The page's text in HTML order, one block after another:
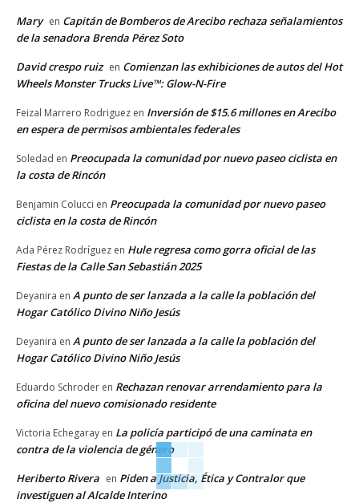
Mary en Capitán de Bomberos de Arecibo rechaza señalamientos
de la senadora Brenda Pérez Soto
David crespo ruiz en Comienzan las exhibiciones de autos del Hot
Wheels Monster Trucks Live™: Glow-N-Fire
Feizal Marrero Rodriguez en Inversión de $15.6 millones en Arecibo
en espera de permisos ambientales federales
Soledad en Preocupada la comunidad por nuevo paseo ciclista en
la costa de Rincón
Benjamin Colucci en Preocupada la comunidad por nuevo paseo
ciclista en la costa de Rincón
Ada Pérez Rodríguez en Hule regresa como gorra oficial de las
Fiestas de la Calle San Sebastián 2025
Deyanira en A punto de ser lanzada a la calle la población del
Hogar Católico Divino Niño Jesús
Deyanira en A punto de ser lanzada a la calle la población del
Hogar Católico Divino Niño Jesús
Eduardo Schroder en Rechazan renovar arrendamiento para la
oficina del nuevo comisionado residente
Victoria Echegaray en La policía participó de una caminata en
contra de la violencia de género
Heriberto Rivera en Piden a Justicia, Ética y Contralor que
investiguen al Alcalde Interino